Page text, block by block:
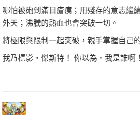
哪怕被砲到滿目瘡痍；用殘存的意志繼
外天；沸騰的熱血也會突破一切。
將極限與限制一起突破，親手掌握自己
我乃標影‧傑斯特！ 你以為，我是誰啊！